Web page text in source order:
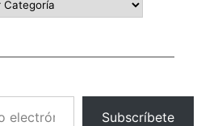
Subscríbete